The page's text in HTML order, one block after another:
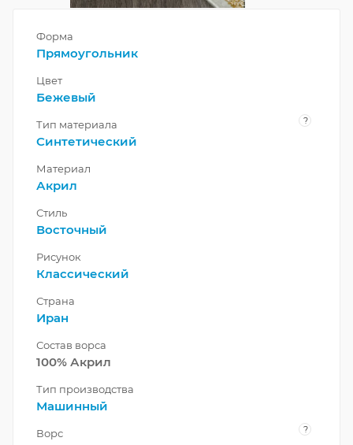
Форма
Прямоугольник
Цвет
Бежевый
Тип материала ?
Синтетический
Материал
Акрил
Стиль
Восточный
Рисунок
Классический
Страна
Иран
Состав ворса
100% Акрил
Тип производства
Машинный
Ворс ?